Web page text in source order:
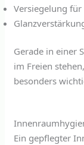
Versiegelung für
Gerade in einer
im Freien
besonders
Ein gepflegter